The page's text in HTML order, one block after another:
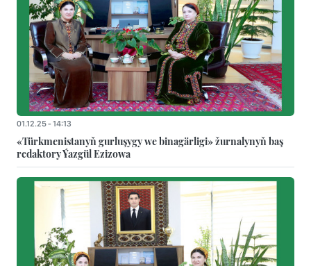
01.12.25 - 14:13
«Türkmenistanyň gurluşygy we binagärligi» žurnalynyň baş
redaktory Ýazgül Ezizowa